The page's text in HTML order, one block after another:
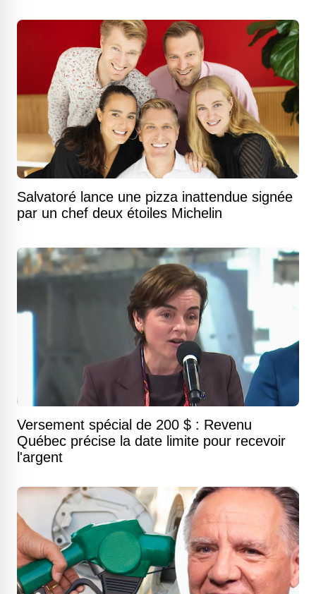
Salvatoré lance une pizza inattendue signée
par un chef deux étoiles Michelin
Versement spécial de 200 $ : Revenu
Québec précise la date limite pour recevoir
l'argent